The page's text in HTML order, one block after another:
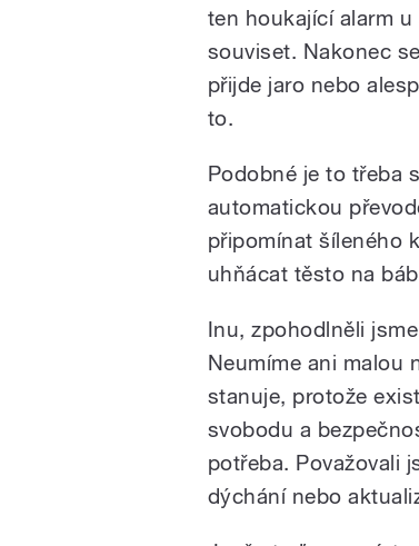
ten houkající alarm
souviset. Nakonec
přijde jaro nebo
to.
Podobné je to třeba
automatickou
připomínat šíleného
uhňácat těsto na
Inu, zpohodlněli
Neumíme ani malou
stanuje, protože
svobodu a
potřeba. Považovali
dýchání nebo